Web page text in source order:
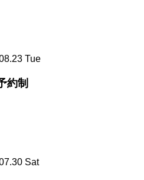
Tue
約制
Sat